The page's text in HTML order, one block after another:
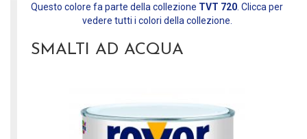
Questo colore fa parte della collezione TVT 720 . Clicca per
vedere tutti i colori della collezione.
SMALTI AD ACQUA